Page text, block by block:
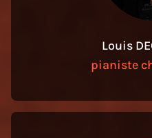
Louis
pianiste